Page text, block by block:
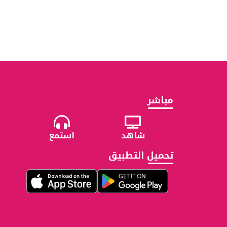
مباشر
شاهد استمع
تحميل التطبيق